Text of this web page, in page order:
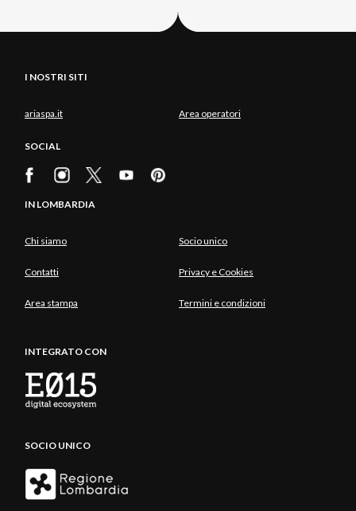
I NOSTRI SITI
ariaspa.it Area operatori
SOCIAL
IN LOMBARDIA
Chi siamo Socio unico
Contatti Privacy e Cookies
Area stampa Termini e condizioni
INTEGRATO CON
SOCIO UNICO